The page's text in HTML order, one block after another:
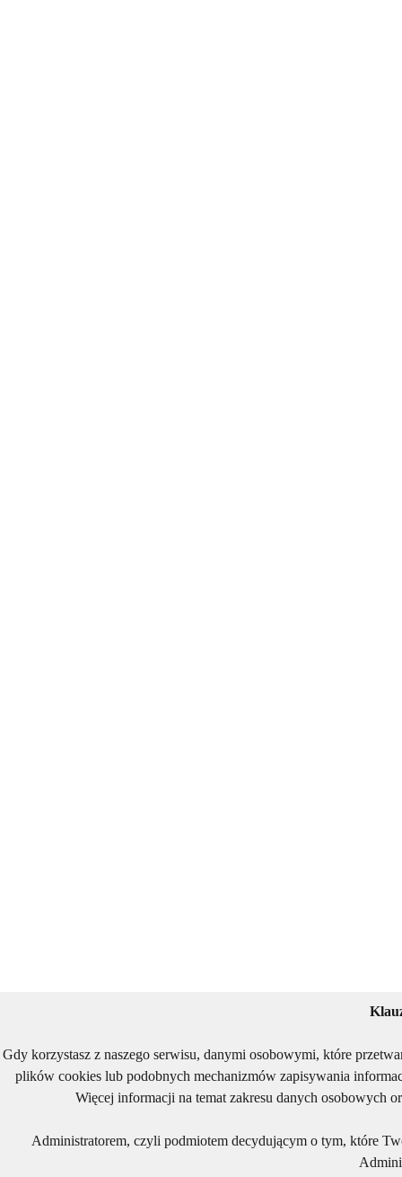
Gdy korzystasz z naszego serwisu, danymi osobowymi, które
plików cookies lub podobnych mechanizmów zapisywania
Więcej informacji na temat zakresu danych osobowych
Administratorem, czyli podmiotem decydującym o tym, które